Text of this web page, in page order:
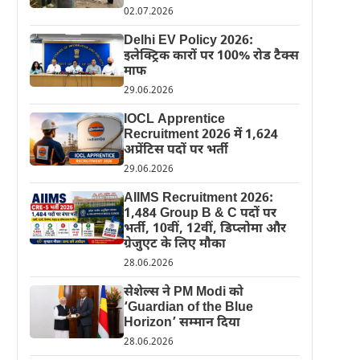
02.07.2026
Delhi EV Policy 2026:
इलेक्ट्रिक कारों पर 100% रोड टैक्स
माफ
29.06.2026
IOCL Apprentice
Recruitment 2026 में 1,624
अप्रेंटिस पदों पर भर्ती
29.06.2026
AIIMS Recruitment 2026:
1,484 Group B & C पदों पर
भर्ती, 10वीं, 12वीं, डिप्लोमा और
ग्रेजुएट के लिए मौका
28.06.2026
सेशेल्स ने PM Modi को
‘Guardian of the Blue
Horizon’ सम्मान दिया
28.06.2026